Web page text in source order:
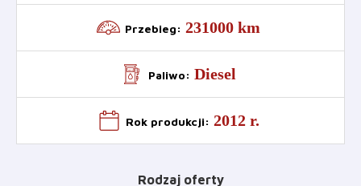
Przebieg: 231000 km
Paliwo: Diesel
Rok produkcji: 2012 r.
Rodzaj oferty